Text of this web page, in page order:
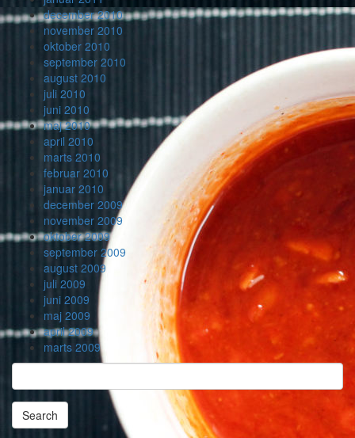
december 2010
november 2010
oktober 2010
september 2010
august 2010
juli 2010
juni 2010
maj 2010
april 2010
marts 2010
februar 2010
januar 2010
december 2009
november 2009
oktober 2009
september 2009
august 2009
juli 2009
juni 2009
maj 2009
april 2009
marts 2009
Search